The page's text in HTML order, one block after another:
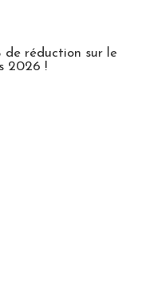
de réduction sur le
2026 !